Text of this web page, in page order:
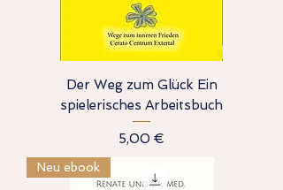
Der Weg zum Glück Ein
spielerisches Arbeitsbuch
Preis
5,00 €
Neu ebook